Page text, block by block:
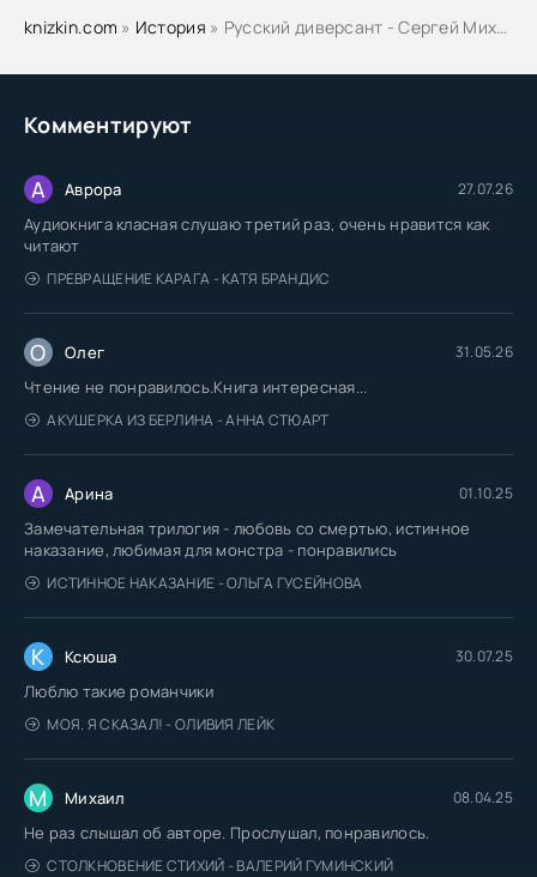
Комментируют
А Аврора 27.07.26
Аудиокнига класная слушаю третий раз, очень нравится как
читают
ПРЕВРАЩЕНИЕ КАРАГА - КАТЯ БРАНДИС
О Олег 31.05.26
Чтение не понравилось.Книга интересная...
АКУШЕРКА ИЗ БЕРЛИНА - АННА СТЮАРТ
А Арина 01.10.25
Замечательная трилогия - любовь со смертью, истинное
наказание, любимая для монстра - понравились
ИСТИННОЕ НАКАЗАНИЕ - ОЛЬГА ГУСЕЙНОВА
К Ксюша 30.07.25
Люблю такие романчики
МОЯ. Я СКАЗАЛ! - ОЛИВИЯ ЛЕЙК
М Михаил 08.04.25
Не раз слышал об авторе. Прослушал, понравилось.
СТОЛКНОВЕНИЕ СТИХИЙ - ВАЛЕРИЙ ГУМИНСКИЙ
knizkin.com » История » Русский диверсант - Сергей Михеенков